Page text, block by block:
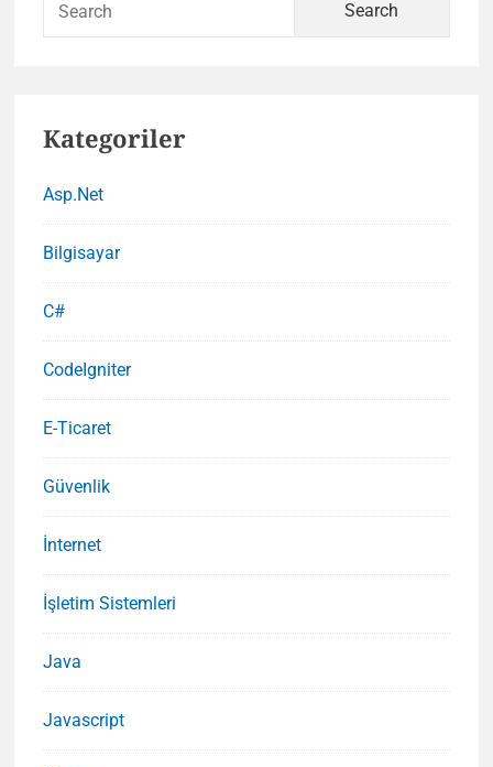
Kategoriler
Asp.Net
Bilgisayar
C#
CodeIgniter
E-Ticaret
Güvenlik
İnternet
İşletim Sistemleri
Java
Javascript